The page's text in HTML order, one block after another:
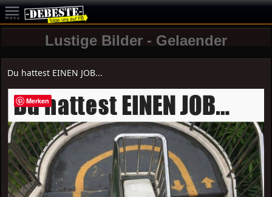
Lustige Bilder - Gelaender
Du hattest EINEN JOB...
Merken